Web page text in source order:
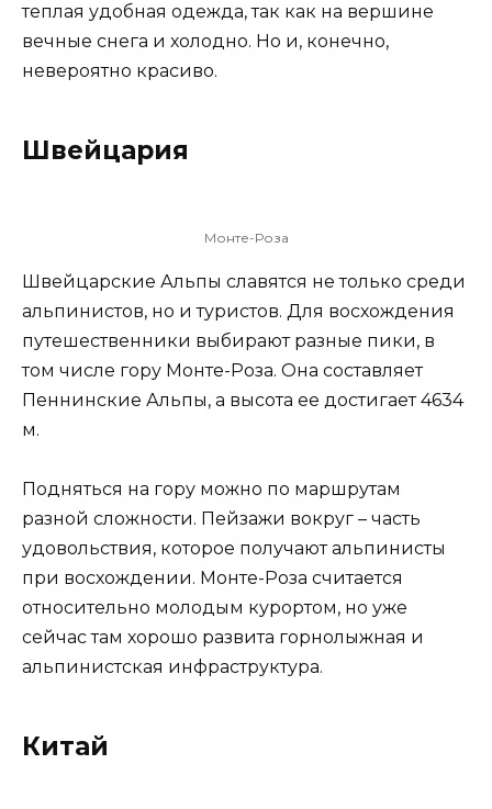
теплая удобная одежда, так как на вершине
вечные снега и холодно. Но и, конечно,
невероятно красиво.
Швейцария
Монте-Роза
Швейцарские Альпы славятся не только среди
альпинистов, но и туристов. Для восхождения
путешественники выбирают разные пики, в
том числе гору Монте-Роза. Она составляет
Пеннинские Альпы, а высота ее достигает 4634
м.
Подняться на гору можно по маршрутам
разной сложности. Пейзажи вокруг – часть
удовольствия, которое получают альпинисты
при восхождении. Монте-Роза считается
относительно молодым курортом, но уже
сейчас там хорошо развита горнолыжная и
альпинистская инфраструктура.
Китай